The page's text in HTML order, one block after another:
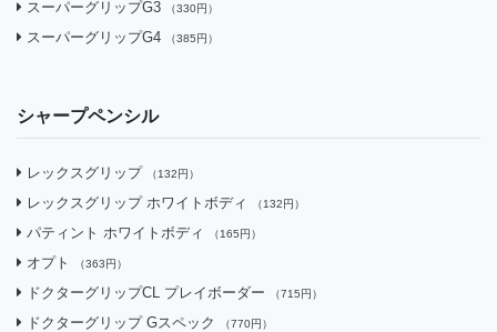
スーパーグリップG3 （330円）
スーパーグリップG4 （385円）
シャープペンシル
レックスグリップ （132円）
レックスグリップ ホワイトボディ （132円）
パティント ホワイトボディ （165円）
オプト （363円）
ドクターグリップCL プレイボーダー （715円）
ドクターグリップ Gスペック （770円）